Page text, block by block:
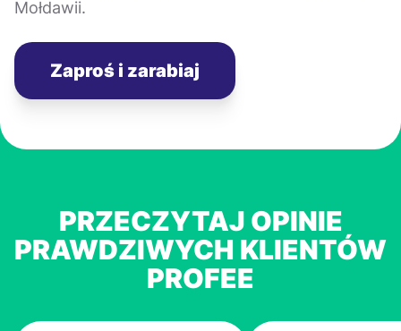
Mołdawii.
Zaproś i zarabiaj
PRZECZYTAJ OPINIE
PRAWDZIWYCH KLIENTÓW
PROFEE